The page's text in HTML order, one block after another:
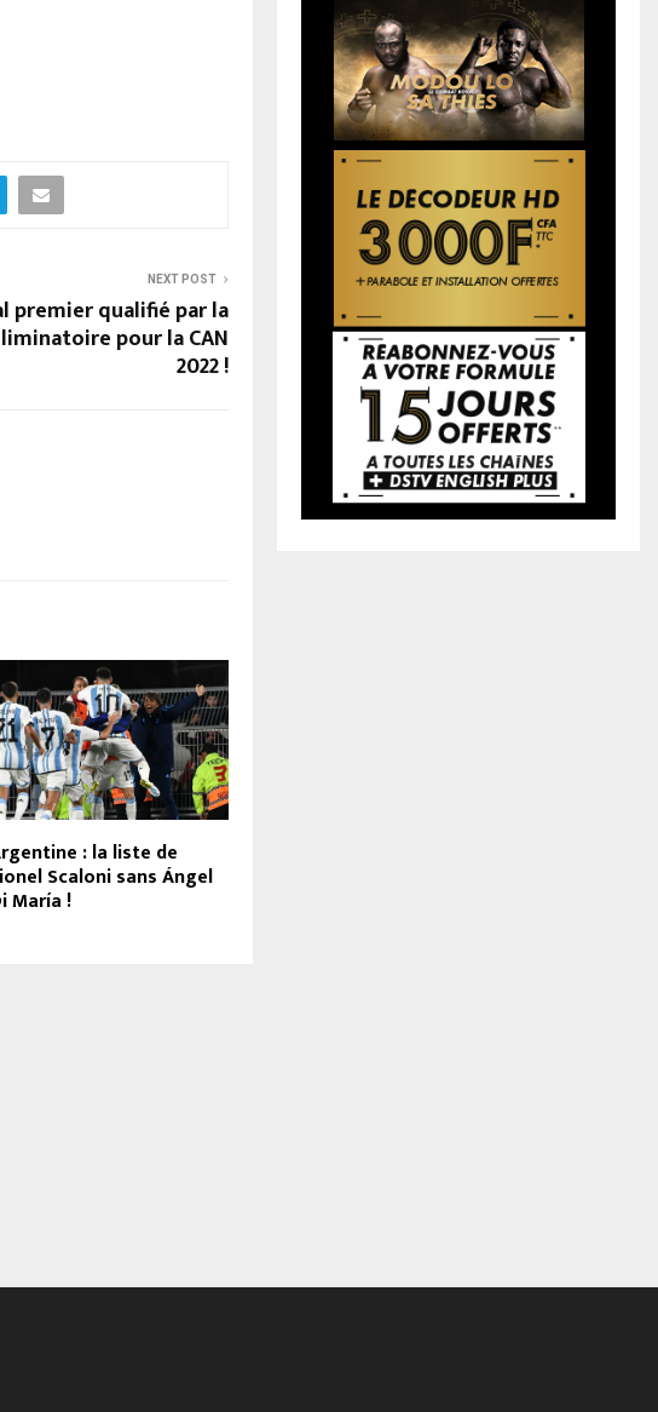
NEXT POST
premier qualifié par la
pour la CAN
2022 !
: la liste de
Scaloni sans Ángel
María !